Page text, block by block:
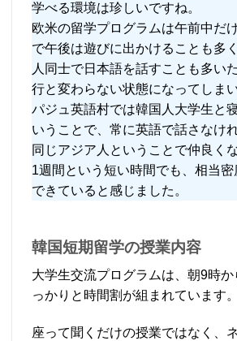
学べる環境は珍しいですね。
欧米の留学プログラムは午前中だ
で午後は遊びに出かけることも多
人同士で日本語を話すことも多い
行と変わらない状態になってしまい
パジュ英語村では韓国人大学生と
いうことで、常に英語で話さなけ
同じアジア人ということで仲良く
1週間という短い時間でも、相当
できていると感じました。
韓国短期留学の授業内容
大学生交流プログラムは、朝9時
っかりと時間割が組まれています。
座って聞くだけの授業ではなく、